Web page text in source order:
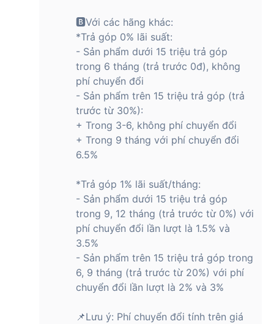
🅱Với các hãng khác:
*Trả góp 0% lãi suất:
- Sản phẩm dưới 15 triệu trả góp
trong 6 tháng (trả trước 0đ), không
phí chuyển đổi
- Sản phẩm trên 15 triệu trả góp (trả
trước từ 30%):
+ Trong 3-6, không phí chuyển đổi
+ Trong 9 tháng với phí chuyển đổi
6.5%
*Trả góp 1% lãi suất/tháng:
- Sản phẩm dưới 15 triệu trả góp
trong 9, 12 tháng (trả trước từ 0%) với
phí chuyển đổi lần lượt là 1.5% và
3.5%
- Sản phẩm trên 15 triệu trả góp trong
6, 9 tháng (trả trước từ 20%) với phí
chuyển đổi lần lượt là 2% và 3%
📌Lưu ý: Phí chuyển đổi tính trên giá